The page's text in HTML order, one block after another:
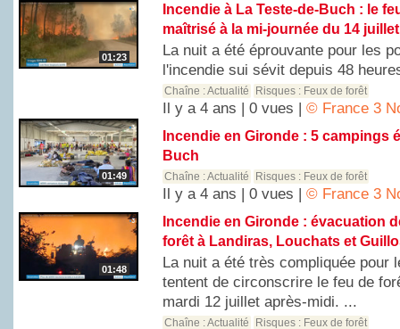
01:23
Incendie à La Teste-de-Buch : le
maîtrisé à la mi-journée du 14 juillet
La nuit a été éprouvante pour les
l'incendie sui sévit depuis 48
Chaîne :Actualité Risques : Feux de forêt
Il y a 4 ans | 0 vues |© France 3
01:49
Incendie en Gironde : 5 campings
Buch
Chaîne :Actualité Risques : Feux de forêt
Il y a 4 ans | 0 vues |© France 3
01:48
Incendie en Gironde : évacuation
forêt à Landiras, Louchats et
La nuit a été très compliquée pour
tentent de circonscrire le feu de
mardi 12 juillet après-midi. ...
Chaîne :Actualité Risques : Feux de forêt